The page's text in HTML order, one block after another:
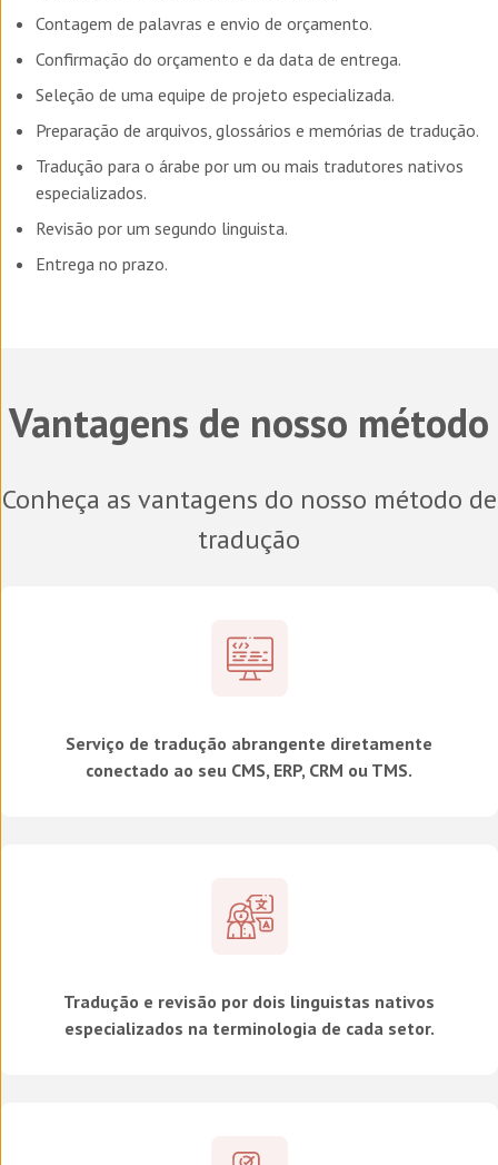
Contagem de palavras e envio de orçamento.
Confirmação do orçamento e da data de entrega.
Seleção de uma equipe de projeto especializada.
Preparação de arquivos, glossários e memórias de tradução.
Tradução para o árabe por um ou mais tradutores nativos
especializados.
Revisão por um segundo linguista.
Entrega no prazo.
Vantagens de nosso método
Conheça as vantagens do nosso método de
tradução
Serviço de tradução abrangente diretamente
conectado ao seu CMS, ERP, CRM ou TMS.
Tradução e revisão por dois linguistas nativos
especializados na terminologia de cada setor.